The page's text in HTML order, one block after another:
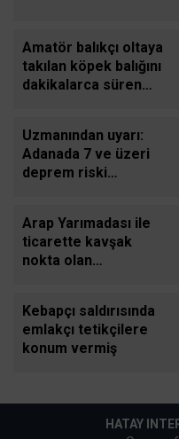
Amatör balıkçı oltaya
takılan köpek balığını
dakikalarca süren
Uzmanından uyarı:
Adanada 7 ve üzeri
deprem riski
Arap Yarımadası ile
ticarette kavşak
nokta olan
giriş-çıkış yapıyor
Kebapçı saldırısında
emlakçı tetikçilere
konum vermiş
HATAY